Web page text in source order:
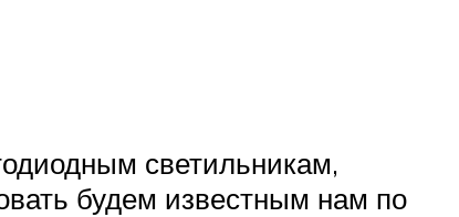
светильникам,
будем известным нам по